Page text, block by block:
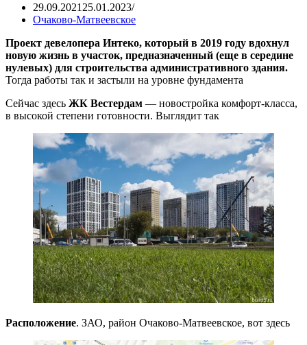
29.09.2021 25.01.2023
Очаково-Матвеевское
Проект девелопера Интеко, который в 2019 году вдохнул
новую жизнь в участок, предназначенный (еще в середине
нулевых) для строительства административного здания.
Тогда работы так и застыли на уровне фундамента
Сейчас здесь ЖК Вестердам — новостройка комфорт-класса,
в высокой степени готовности. Выглядит так
Расположение. ЗАО, район Очаково-Матвеевское, вот здесь